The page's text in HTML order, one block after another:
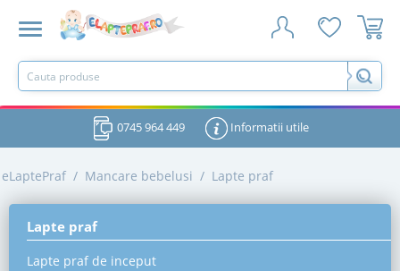
0745 964 449 Informatii utile
eLaptePraf / Mancare bebelusi / Lapte praf
Lapte praf
Lapte praf de inceput